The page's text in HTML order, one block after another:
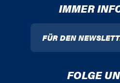
IMMER
FÜR DEN
FOLGE